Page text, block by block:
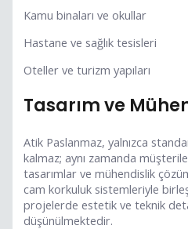
Kamu binaları ve okullar
Hastane ve sağlık tesisleri
Oteller ve turizm yapıları
Tasarım ve
Atik Paslanmaz, yalnızca
kalmaz; aynı zamanda
tasarımlar ve mühendislik
cam korkuluk sistemleriyle
projelerde estetik ve teknik
düşünülmektedir.